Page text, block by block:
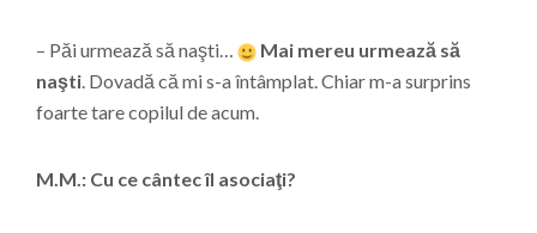
– Păi urmează să naşti…
Mai mereu urmează să
naşti. Dovadă că mi s-a întâmplat. Chiar m-a surprins
foarte tare copilul de acum.
M.M.: Cu ce cântec îl asociaţi?